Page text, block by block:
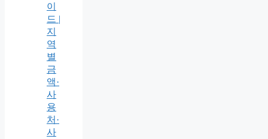
이
드 |
지
역
별
금
액·
사
용
처·
사